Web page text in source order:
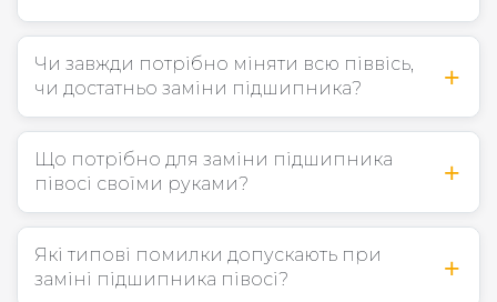
Чи завжди потрібно міняти всю піввісь,
чи достатньо заміни підшипника?
Що потрібно для заміни підшипника
півосі своїми руками?
Які типові помилки допускають при
заміні підшипника півосі?